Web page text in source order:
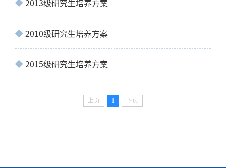
2013级研究生培养方案
2010级研究生培养方案
2015级研究生培养方案
上页 1 下页